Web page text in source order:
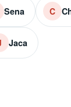
Sena C
Jaca